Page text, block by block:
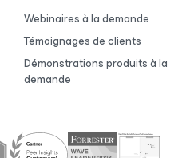
Webinaires à la demande
Témoignages de clients
Démonstrations produits à la
demande